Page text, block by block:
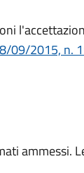
09/2015, n.
ammessi.